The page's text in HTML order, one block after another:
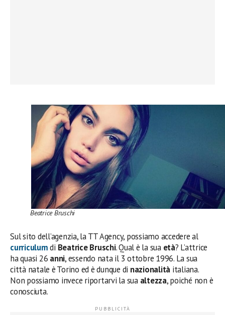
Beatrice Bruschi
Sul sito dell’agenzia, la TT Agency, possiamo accedere al
curriculumdi Beatrice Bruschi. Qual è la sua età? L’attrice
ha quasi 26 anni, essendo nata il 3 ottobre 1996. La sua
città natale è Torino ed è dunque di nazionalità italiana.
Non possiamo invece riportarvi la sua altezza, poiché non è
conosciuta.